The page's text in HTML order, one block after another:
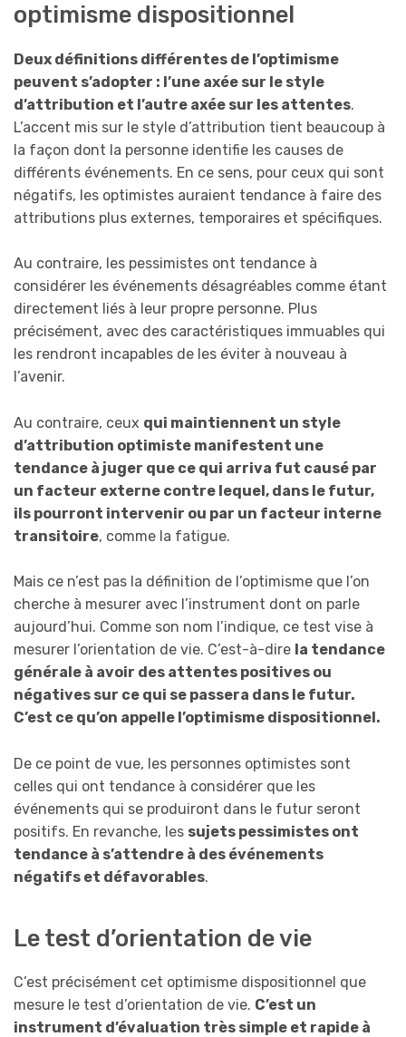
optimisme dispositionnel
Deux définitions différentes de l’optimisme
peuvent s’adopter : l’une axée sur le style
d’attribution et l’autre axée sur les attentes.
L’accent mis sur le style d’attribution tient beaucoup à
la façon dont la personne identifie les causes de
différents événements. En ce sens, pour ceux qui sont
négatifs, les optimistes auraient tendance à faire des
attributions plus externes, temporaires et spécifiques.
Au contraire, les pessimistes ont tendance à
considérer les événements désagréables comme étant
directement liés à leur propre personne. Plus
précisément, avec des caractéristiques immuables qui
les rendront incapables de les éviter à nouveau à
l’avenir.
Au contraire, ceux qui maintiennent un style
d’attribution optimiste manifestent une
tendance à juger que ce qui arriva fut causé par
un facteur externe contre lequel, dans le futur,
ils pourront intervenir ou par un facteur interne
transitoire, comme la fatigue.
Mais ce n’est pas la définition de l’optimisme que l’on
cherche à mesurer avec l’instrument dont on parle
aujourd’hui. Comme son nom l’indique, ce test vise à
mesurer l’orientation de vie. C’est-à-dire la tendance
générale à avoir des attentes positives ou
négatives sur ce qui se passera dans le futur.
C’est ce qu’on appelle l’optimisme dispositionnel.
De ce point de vue, les personnes optimistes sont
celles qui ont tendance à considérer que les
événements qui se produiront dans le futur seront
positifs. En revanche, les sujets pessimistes ont
tendance à s’attendre à des événements
négatifs et défavorables.
Le test d’orientation de vie
C’est précisément cet optimisme dispositionnel que
mesure le test d’orientation de vie. C’est un
instrument d’évaluation très simple et rapide à